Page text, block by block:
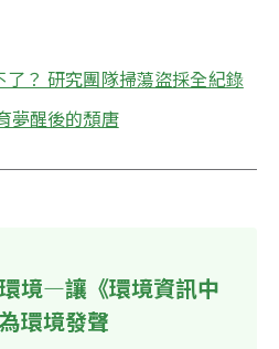
？ 研究團隊掃蕩盜採全紀錄
夢醒後的頹唐
境—讓《環境資訊中
環境發聲